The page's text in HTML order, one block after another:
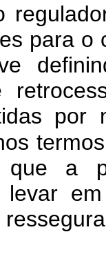
para o
por
que a
levar